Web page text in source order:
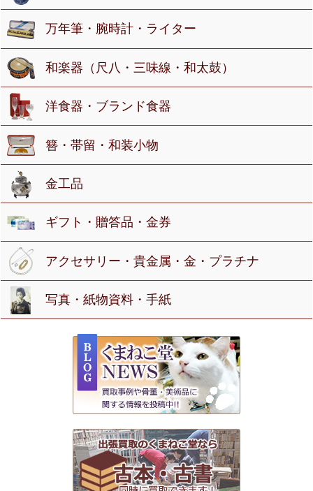
万年筆・腕時計・ライター
和楽器（尺八・三味線・和太鼓）
洋食器・ブランド食器
簪・帯留・和装小物
金工品
ギフト・贈答品・金券
アクセサリー・貴金属・金・プラチナ
写真・紙物資料・手紙